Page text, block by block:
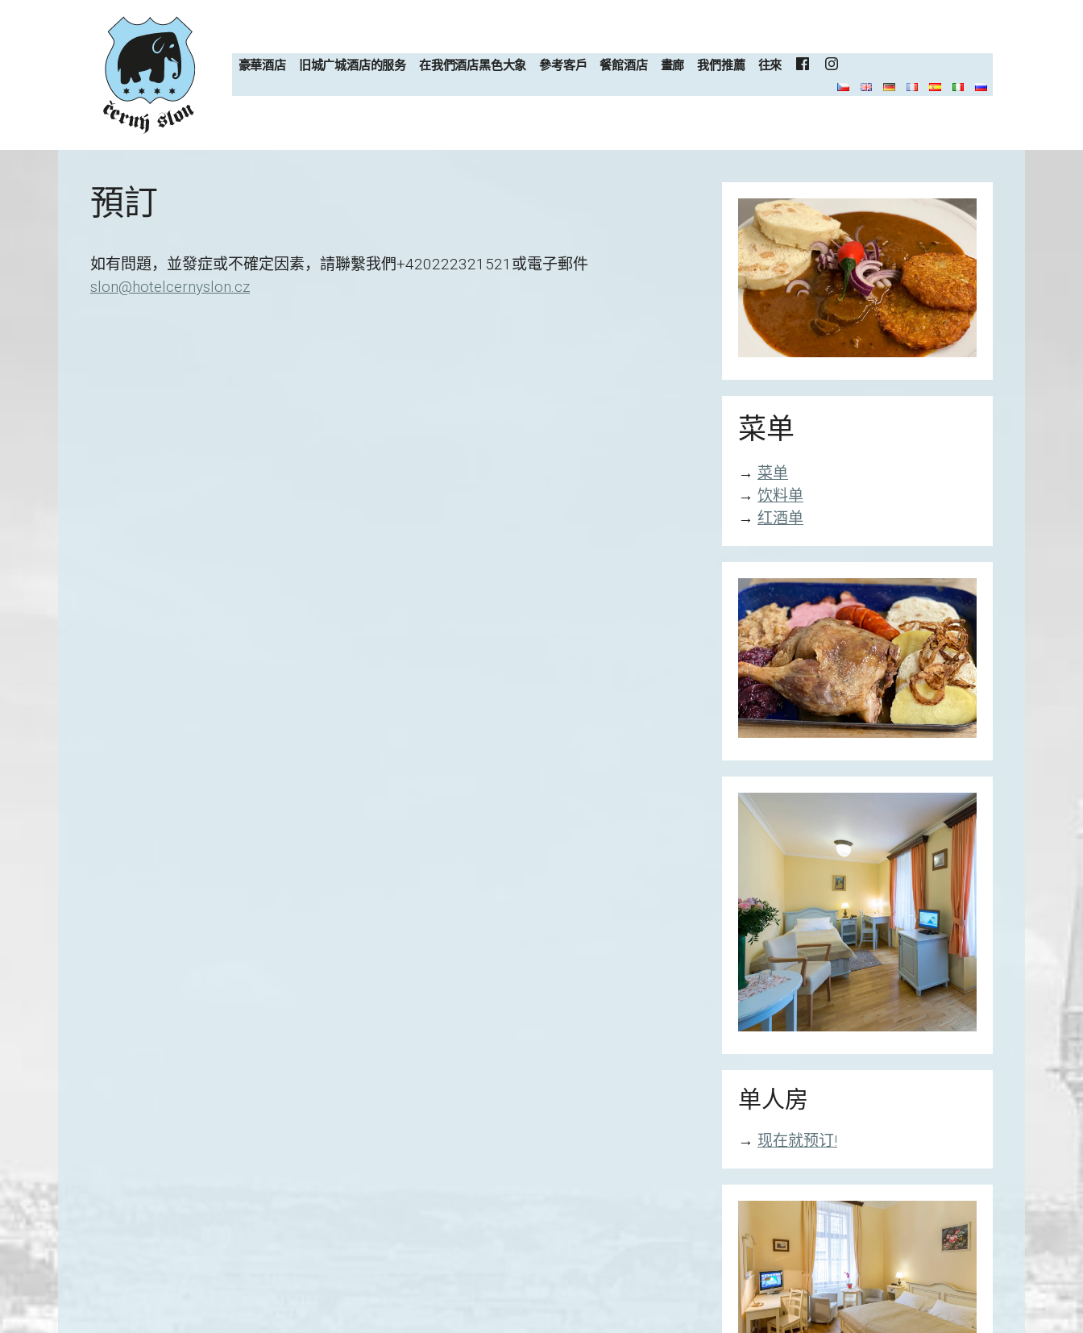
豪華酒店 旧城广城酒店的服务 在我們酒店黑色大象 參考客戶 餐館酒店 畫廊 我們推薦 往來
預訂
如有問題，並發症或不確定因素，請聯繫我們+420222321521或電子郵件
slon@hotelcernyslon.cz
菜单
→ 菜单
→ 饮料单
→ 红酒单
单人房
→ 现在就预订!